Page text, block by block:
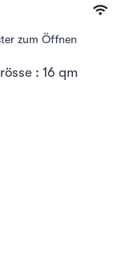
zum Öffnen
: 16 qm